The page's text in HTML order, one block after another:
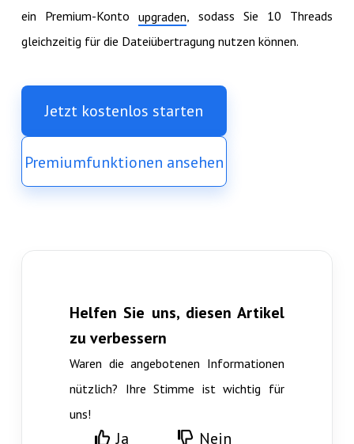
ein Premium-Kontoupgraden, sodass Sie 10 Threads
gleichzeitig für die Dateiübertragung nutzen können.
Jetzt kostenlos starten
Premiumfunktionen ansehen
Helfen Sie uns, diesen Artikel
zu verbessern
Waren die angebotenen Informationen
nützlich? Ihre Stimme ist wichtig für
uns!
Ja Nein